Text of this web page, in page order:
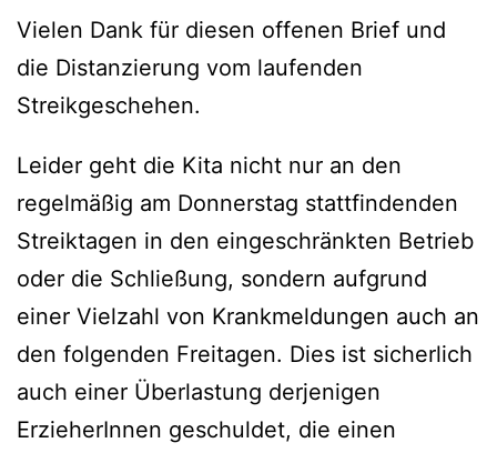
Vielen Dank für diesen offenen Brief und
die Distanzierung vom laufenden
Streikgeschehen.
Leider geht die Kita nicht nur an den
regelmäßig am Donnerstag stattfindenden
Streiktagen in den eingeschränkten Betrieb
oder die Schließung, sondern aufgrund
einer Vielzahl von Krankmeldungen auch an
den folgenden Freitagen. Dies ist sicherlich
auch einer Überlastung derjenigen
ErzieherInnen geschuldet, die einen